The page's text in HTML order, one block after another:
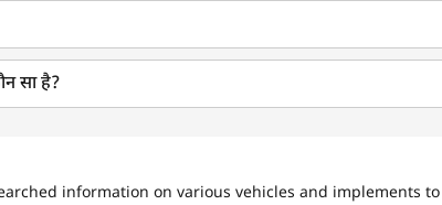
सा है?
information on various vehicles and implements